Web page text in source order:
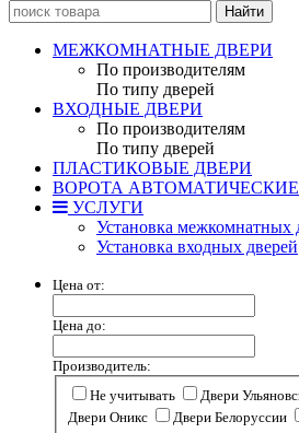
МЕЖКОМНАТНЫЕ ДВЕРИ
По производителям
По типу дверей
ВХОДНЫЕ ДВЕРИ
По производителям
По типу дверей
ПЛАСТИКОВЫЕ ДВЕРИ
ВОРОТА АВТОМАТИЧЕСКИЕ
УСЛУГИ
Установка межкомнатных
Установка входных дверей
Цена от:
Цена до:
Производитель:
Не учитывать
Двери
Двери Оникс
Двери Белоруссии